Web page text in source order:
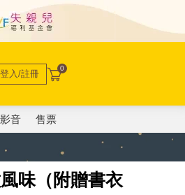
登入/註冊 0
影音 售票
味（附贈書衣